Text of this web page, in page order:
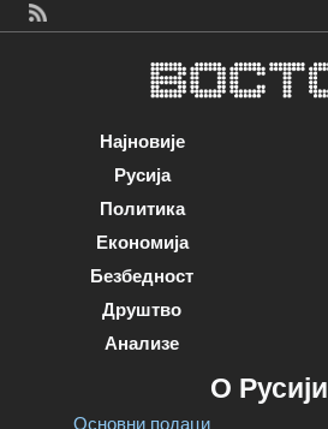
Најновије
Русија
Политика
Економија
Безбедност
Друштво
Анализе
О Русији
Основни подаци